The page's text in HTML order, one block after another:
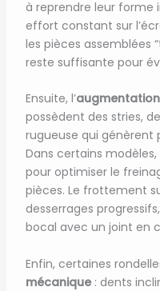
à reprendre leur forme
effort constant sur
les pièces assemblées
reste suffisante pour
Ensuite, l’
possèdent des stries,
rugueuse qui génèrent
Dans certains
pour optimiser le
pièces. Le frottement
desserrages
bocal avec un joint en
Enfin, certaines
mécanique: dents